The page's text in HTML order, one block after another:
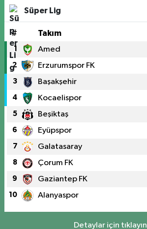
Süper Lig
# Takım
1 Amed
2 Erzurumspor FK
3 Başakşehir
4 Kocaelispor
5 Beşiktaş
6 Eyüpspor
7 Galatasaray
8 Çorum FK
9 Gaziantep FK
10 Alanyaspor
Detaylar için tıklayın